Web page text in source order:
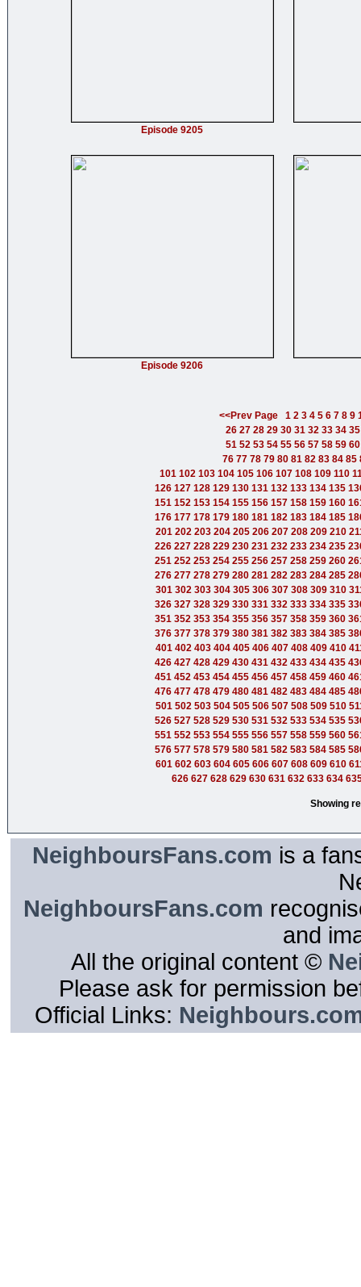
Episode 9205
Episode 9206
<<Prev Page 1 2 3 4 5 6 7 8 9
26 27 28 29 30 31 32 33 34 35
51 52 53 54 55 56 57 58 59 60
76 77 78 79 80 81 82 83 84 85
101 102 103 104 105 106 107 108 109 110
126 127 128 129 130 131 132 133 134 135
151 152 153 154 155 156 157 158 159 160
176 177 178 179 180 181 182 183 184 185
201 202 203 204 205 206 207 208 209 210
226 227 228 229 230 231 232 233 234 235
251 252 253 254 255 256 257 258 259 260
276 277 278 279 280 281 282 283 284 285
301 302 303 304 305 306 307 308 309 310
326 327 328 329 330 331 332 333 334 335
351 352 353 354 355 356 357 358 359 360
376 377 378 379 380 381 382 383 384 385
401 402 403 404 405 406 407 408 409 410
426 427 428 429 430 431 432 433 434 435
451 452 453 454 455 456 457 458 459 460
476 477 478 479 480 481 482 483 484 485
501 502 503 504 505 506 507 508 509 510
526 527 528 529 530 531 532 533 534 535
551 552 553 554 555 556 557 558 559 560
576 577 578 579 580 581 582 583 584 585
601 602 603 604 605 606 607 608 609 610
626 627 628 629 630 631 632 633 634
Showing
NeighboursFans.com is a
NeighboursFans.com
and
All the original content ©
Please ask for permission
Official Links: